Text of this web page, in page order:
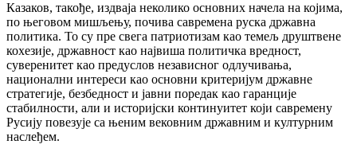
Казаков, такође, издваја неколико основних начела на којима,
по његовом мишљењу, почива савремена руска државна
политика. То су пре свега патриотизам као темељ друштвене
кохезије, државност као највиша политичка вредност,
суверенитет као предуслов независног одлучивања,
национални интереси као основни критеријум државне
стратегије, безбедност и јавни поредак као гаранције
стабилности, али и историјски континуитет који савремену
Русију повезује са њеним вековним државним и културним
наслеђем.